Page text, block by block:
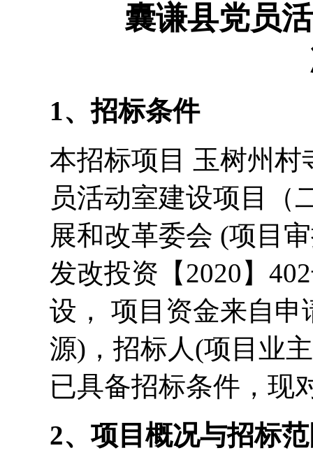
囊谦县党员
1、招标条件
本招标项目 玉树州村
员活动室建设项目（
展和改革委会 (项目
发改投资【2020】
设， 项目资金来自
源)，招标人(项目业
已具备招标条件，现
2、项目概况与招标